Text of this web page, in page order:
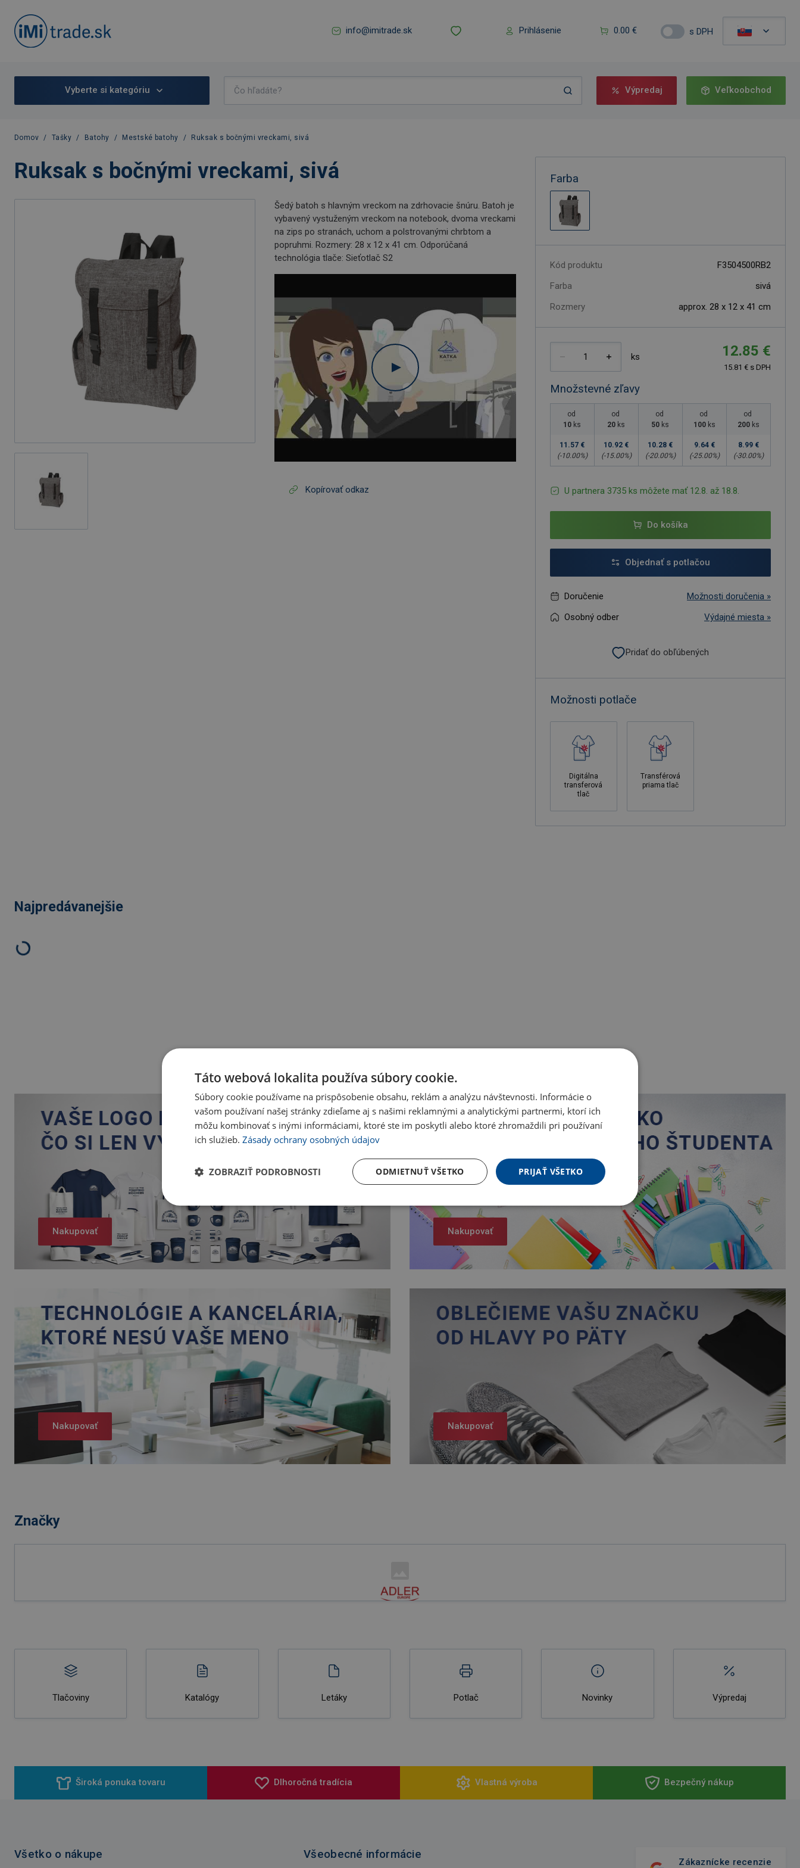
info@imitrade.sk Prihlásenie 0.00 € s DPH
Vyberte si kategóriu Výpredaj Veľkoobchod
Domov / Tašky / Batohy / Mestské batohy / Ruksak s bočnými vreckami, sivá
Ruksak s bočnými vreckami, sivá
Šedý batoh s hlavným vreckom na zdrhovacie šnúru. Batoh je
vybavený vystuženým vreckom na notebook, dvoma vreckami
na zips po stranách, uchom a polstrovanými chrbtom a
popruhmi. Rozmery: 28 x 12 x 41 cm. Odporúčaná
technológia tlače: Sieťotlač S2
Kopírovať odkaz
Farba
Kód produktu
F3504500RB2
Farba
sivá
Rozmery
approx. 28 x 12 x 41 cm
ks 12.85 €
15.81 € s DPH
Množstevné zľavy
od
10 ks
11.57 €
(-10.00%)
od
20 ks
10.92 €
(-15.00%)
od
50 ks
10.28 €
(-20.00%)
od
100 ks
9.64 €
(-25.00%)
od
200 ks
8.99 €
(-30.00%)
U partnera 3735 ks môžete mať 12.8. až 18.8.
Do košíka
Objednať s potlačou
Doručenie
Možnosti doručenia »
Osobný odber
Výdajné miesta »
Pridať do obľúbených
Možnosti potlače
Digitálna
transferová
tlač
Transférová
priama tlač
Najpredávanejšie
Nakupovať Nakupovať
Nakupovať Nakupovať
Značky
Tlačoviny Katalógy Letáky Potlač Novinky Výpredaj
Široká ponuka tovaru Dlhoročná tradícia Vlastná výroba Bezpečný nákup
Všetko o nákupe Všeobecné informácie
Zákaznícke recenzie
Táto webová lokalita používa súbory cookie.
Súbory cookie používame na prispôsobenie obsahu, reklám a analýzu návštevnosti. Informácie o
vašom používaní našej stránky zdieľame aj s našimi reklamnými a analytickými partnermi, ktorí ich
môžu kombinovať s inými informáciami, ktoré ste im poskytli alebo ktoré zhromaždili pri používaní
ich služieb. Zásady ochrany osobných údajov
PRIJAŤ VŠETKO
ODMIETNUŤ VŠETKO
ZOBRAZIŤ PODROBNOSTI